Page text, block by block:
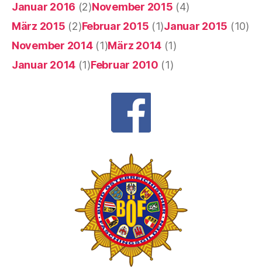
Januar 2016 (2)November 2015 (4)
März 2015 (2)Februar 2015 (1)Januar 2015 (10)
November 2014(1)März 2014 (1)
Januar 2014 (1)Februar 2010 (1)